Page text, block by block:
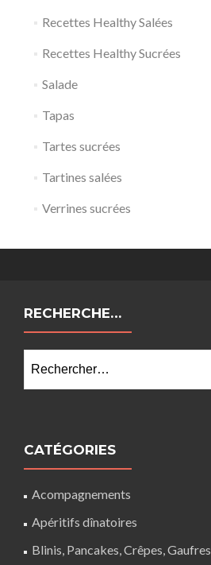
Recettes Healthy Salées
Recettes Healthy Sucrées
Salade
Tapas
Tartes sucrées
Tartines salées
Verrines sucrées
RECHERCHE…
CATÉGORIES
Acompagnements
Apéritifs dînatoires
Blinis, Pancakes, Crêpes, Gaufres